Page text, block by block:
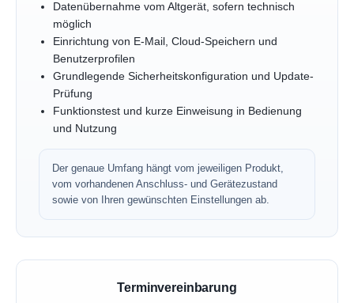
Datenübernahme vom Altgerät, sofern technisch
möglich
Einrichtung von E-Mail, Cloud-Speichern und
Benutzerprofilen
Grundlegende Sicherheitskonfiguration und Update-
Prüfung
Funktionstest und kurze Einweisung in Bedienung
und Nutzung
Der genaue Umfang hängt vom jeweiligen Produkt,
vom vorhandenen Anschluss- und Gerätezustand
sowie von Ihren gewünschten Einstellungen ab.
Terminvereinbarung